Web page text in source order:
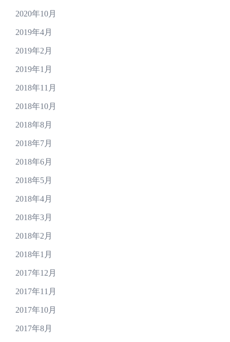
2020年10月
2019年4月
2019年2月
2019年1月
2018年11月
2018年10月
2018年8月
2018年7月
2018年6月
2018年5月
2018年4月
2018年3月
2018年2月
2018年1月
2017年12月
2017年11月
2017年10月
2017年8月